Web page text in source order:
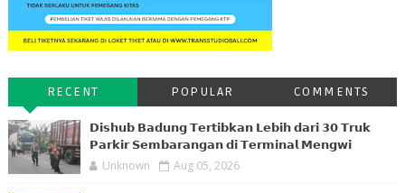
RECENT POPULAR COMMENTS
𝗗𝗶𝘀𝗵𝘂𝗯 𝗕𝗮𝗱𝘂𝗻𝗴 𝗧𝗲𝗿𝘁𝗶𝗯𝗸𝗮𝗻 𝗟𝗲𝗯𝗶𝗵 𝗱𝗮𝗿𝗶 𝟯𝟬 𝗧𝗿𝘂𝗸
𝗣𝗮𝗿𝗸𝗶𝗿 𝗦𝗲𝗺𝗯𝗮𝗿𝗮𝗻𝗴𝗮𝗻 𝗱𝗶 𝗧𝗲𝗿𝗺𝗶𝗻𝗮𝗹 𝗠𝗲𝗻𝗴𝘄𝗶
Unknown Aug 05, 2026